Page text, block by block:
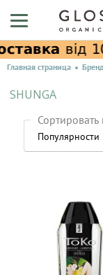
Главная страница
SHUNGA
Сортировать